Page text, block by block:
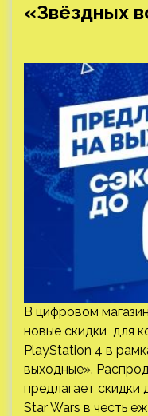
«Звёздных
В цифровом
новые скидки для
PlayStation 4 в
выходные».
предлагает скидки
Star Wars в честь